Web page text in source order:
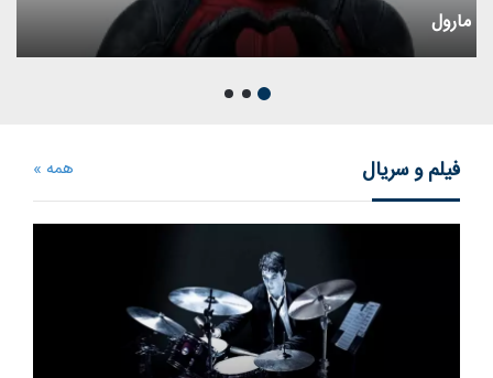
مارول
فیلم و سریال همه »